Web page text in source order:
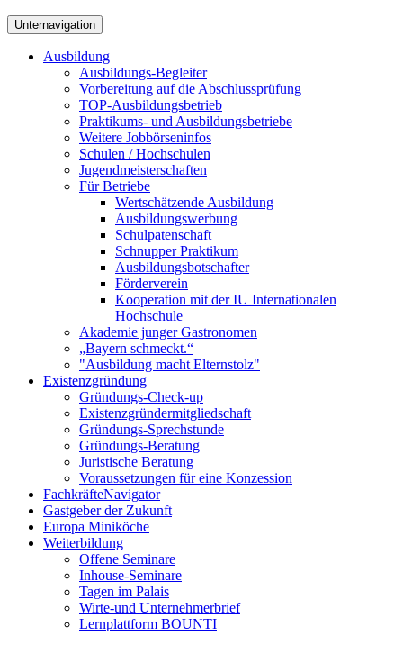
Unternavigation
Ausbildung
Ausbildungs-Begleiter
Vorbereitung auf die Abschlussprüfung
TOP-Ausbildungsbetrieb
Praktikums- und Ausbildungsbetriebe
Weitere Jobbörseninfos
Schulen / Hochschulen
Jugendmeisterschaften
Für Betriebe
Wertschätzende Ausbildung
Ausbildungswerbung
Schulpatenschaft
Schnupper Praktikum
Ausbildungsbotschafter
Förderverein
Kooperation mit der IU Internationalen
Hochschule
Akademie junger Gastronomen
„Bayern schmeckt.“
"Ausbildung macht Elternstolz"
Existenzgründung
Gründungs-Check-up
Existenzgründermitgliedschaft
Gründungs-Sprechstunde
Gründungs-Beratung
Juristische Beratung
Voraussetzungen für eine Konzession
FachkräfteNavigator
Gastgeber der Zukunft
Europa Miniköche
Weiterbildung
Offene Seminare
Inhouse-Seminare
Tagen im Palais
Wirte-und Unternehmerbrief
Lernplattform BOUNTI